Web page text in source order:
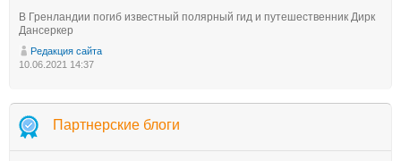
В Гренландии погиб известный полярный гид и путешественник Дирк
Дансеркер
Редакция сайта
10.06.2021 14:37
Партнерские блоги